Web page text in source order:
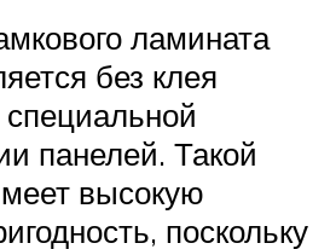
ламината
без клея
специальной
панелей. Такой
высокую
поскольку